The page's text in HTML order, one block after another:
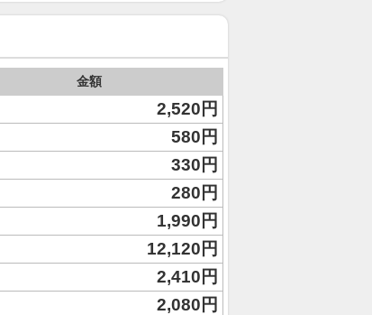
金額
2,520円
580円
330円
280円
1,990円
12,120円
2,410円
2,080円